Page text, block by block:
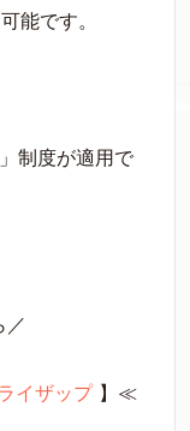
能です。
制度が適用で
／
イザップ 】≪